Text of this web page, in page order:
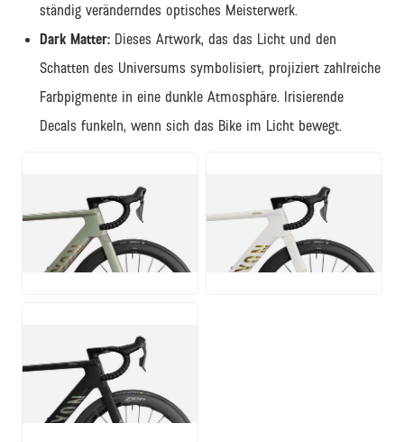
ständig veränderndes optisches Meisterwerk.
Dark Matter: Dieses Artwork, das das Licht und den
Schatten des Universums symbolisiert, projiziert zahlreiche
Farbpigmente in eine dunkle Atmosphäre. Irisierende
Decals funkeln, wenn sich das Bike im Licht bewegt.
PNG PNG
PNG